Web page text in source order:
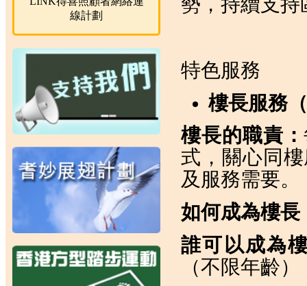
線計劃
勢，持續支持
特色服務
樓長服務
樓長的職責：
式，關心同
及服務需要。
如何成為樓長
誰可以成為
（不限年齡）